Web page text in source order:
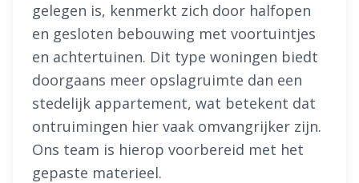
gelegen is, kenmerkt zich door halfopen
en gesloten bebouwing met voortuintjes
en achtertuinen. Dit type woningen biedt
doorgaans meer opslagruimte dan een
stedelijk appartement, wat betekent dat
ontruimingen hier vaak omvangrijker zijn.
Ons team is hierop voorbereid met het
gepaste materieel.